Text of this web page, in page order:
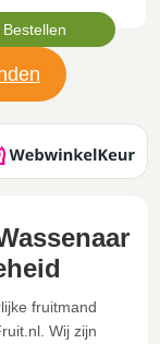
Bestellen
fruitmand
Wij zijn